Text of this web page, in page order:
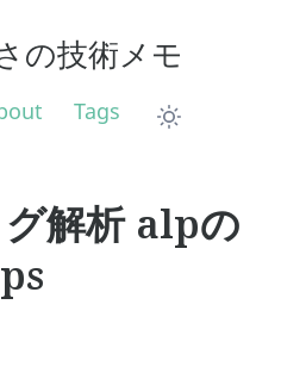
の技術メモ
Tags
解析 alpの